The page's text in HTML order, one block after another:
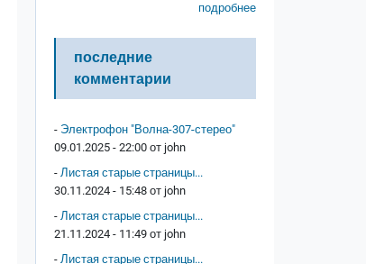
подробнее
последние
комментарии
- Электрофон "Волна-307-стерео"
09.01.2025 - 22:00 от john
- Листая старые страницы...
30.11.2024 - 15:48 от john
- Листая старые страницы...
21.11.2024 - 11:49 от john
- Листая старые страницы...